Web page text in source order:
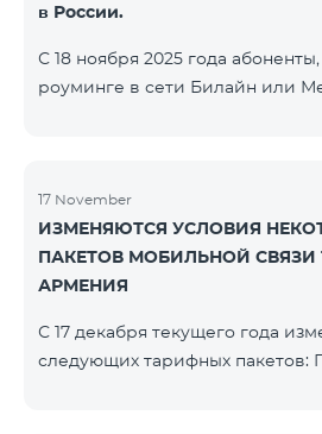
в России.
С 18 ноября 2025 года
роуминге в сети Билайн или
успешного завершения доступ
восстанавливается
внимание, что ссылка Captcha
подключении к мобильной сети
Fi и VPN должны быть отключен
17 November
ИЗМЕНЯЮТСЯ УСЛОВИЯ
ПАКЕТОВ МОБИЛЬНОЙ СВЯЗИ
АРМЕНИЯ
С 17 декабря текущего года
следующих тарифных пакетов: